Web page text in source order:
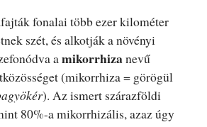
fonalai több ezer kilométer
szét, és alkotják a növényi
amikorrhizanevű
(mikorrhiza = görögül
). Az ismert szárazföldi
80%-a mikorrhizális, azaz úgy